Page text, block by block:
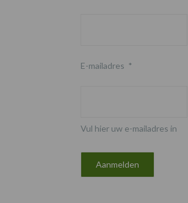
E-mailadres *
Vul hier uw e-mailadres in